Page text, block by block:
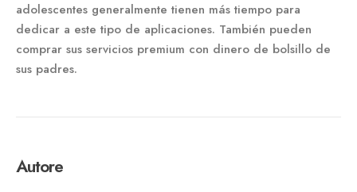
adolescentes generalmente tienen más tiempo para
dedicar a este tipo de aplicaciones. También pueden
comprar sus servicios premium con dinero de bolsillo de
sus padres.
Autore